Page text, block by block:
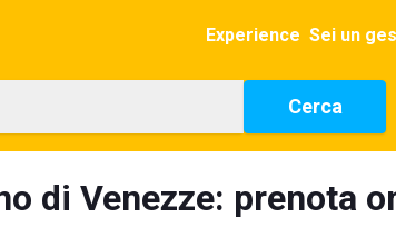
Experience Sei un
Cerca
di Venezze: prenota